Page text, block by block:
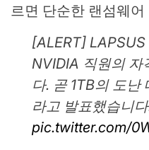
르면 단순한 랜섬웨
[ALERT]
NVIDIA 직원의 자
다. 곧 1TB의 도난
라고 발표했습니
pic.twitter.com/